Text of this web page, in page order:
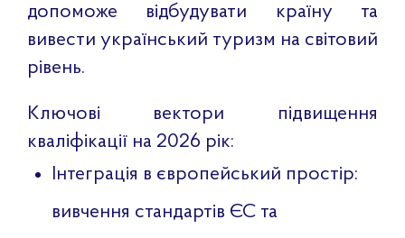
допоможе відбудувати країну та
вивести український туризм на світовий
рівень.
Ключові вектори підвищення
кваліфікації на 2026 рік:
Інтеграція в європейський простір:
вивчення стандартів ЄС та